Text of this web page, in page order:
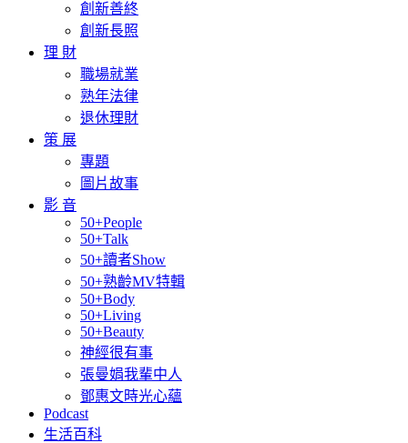
創新善終
創新長照
理 財
職場就業
熟年法律
退休理財
策 展
專題
圖片故事
影 音
50+People
50+Talk
50+讀者Show
50+熟齡MV特輯
50+Body
50+Living
50+Beauty
神經很有事
張曼娟我輩中人
鄧惠文時光心蘊
Podcast
生活百科